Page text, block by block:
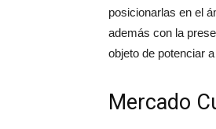
posicionarlas en el
además con la
objeto de potenciar
Mercado